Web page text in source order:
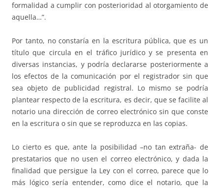
formalidad a cumplir con posterioridad al otorgamiento de
aquella…”.
Por tanto, no constaría en la escritura pública, que es un
título que circula en el tráfico jurídico y se presenta en
diversas instancias, y podría declararse posteriormente a
los efectos de la comunicación por el registrador sin que
sea objeto de publicidad registral. Lo mismo se podría
plantear respecto de la escritura, es decir, que se facilite al
notario una dirección de correo electrónico sin que conste
en la escritura o sin que se reproduzca en las copias.
Lo cierto es que, ante la posibilidad –no tan extraña- de
prestatarios que no usen el correo electrónico, y dada la
finalidad que persigue la Ley con el correo, parece que lo
más lógico sería entender, como dice el notario, que la